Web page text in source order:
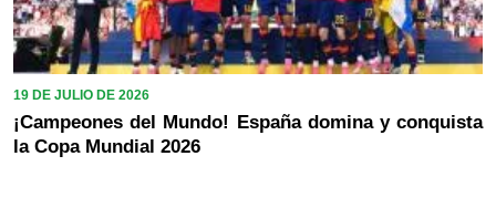
19 DE JULIO DE 2026
¡Campeones del Mundo! España domina y conquista
la Copa Mundial 2026